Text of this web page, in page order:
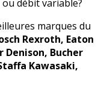
débit variable?
marques du
Rexroth, Eaton
Denison, Bucher
Kawasaki,